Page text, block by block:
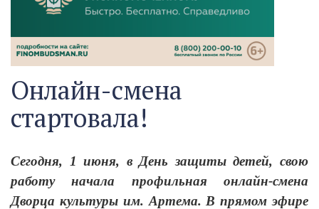
Онлайн-смена
стартовала!
Сегодня, 1 июня, в День защиты детей, свою
работу начала профильная онлайн-смена
Дворца культуры им. Артема. В прямом эфире